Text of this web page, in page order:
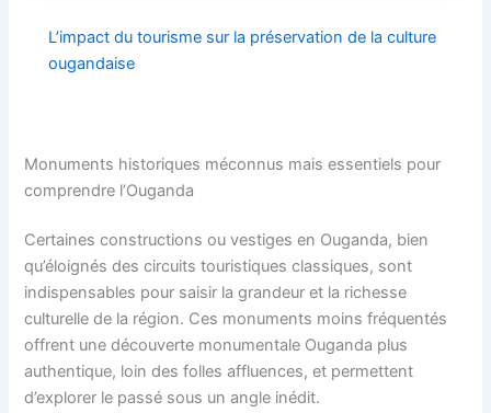
L’impact du tourisme sur la préservation de la culture
ougandaise
Monuments historiques méconnus mais essentiels pour
comprendre l’Ouganda
Certaines constructions ou vestiges en Ouganda, bien
qu’éloignés des circuits touristiques classiques, sont
indispensables pour saisir la grandeur et la richesse
culturelle de la région. Ces monuments moins fréquentés
offrent une découverte monumentale Ouganda plus
authentique, loin des folles affluences, et permettent
d’explorer le passé sous un angle inédit.